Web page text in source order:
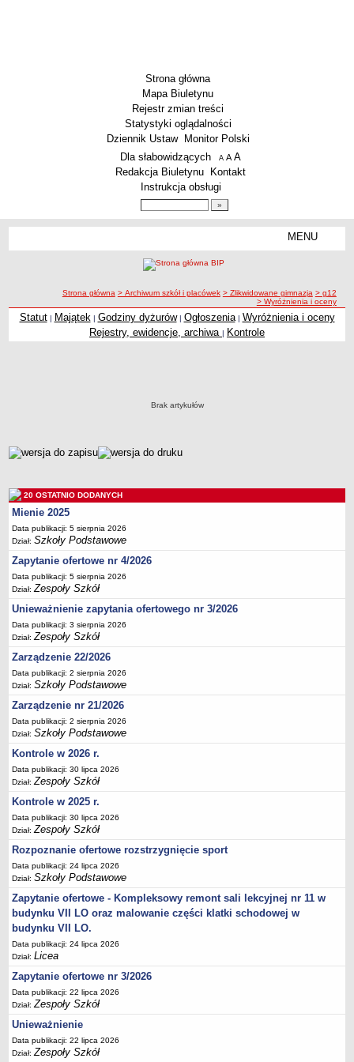
Strona główna
Mapa Biuletynu
Rejestr zmian treści
Statystyki oglądalności
Dziennik Ustaw
Monitor Polski
Menu dodatkowe
Dla słabowidzących A pomniejsz czcionkę
A standardowy rozmiar czcionki
A
Redakcja Biuletynu
Kontakt
Instrukcja obsługi
MENU
Zespoły Szkół
Techniczne Zakłady Naukowe
Wielofunkcyjna Placówka
Specjalny Ośrodek nr 5
Dane podstawowe
Statut
Majątek
Godziny dyżurów
Ogłoszenie
Zarządzenia
Kontrole
Rejestry, ewidencje, archiwa
Sprawozdania
Deklaracja dostępności
PORADNIE PSYCHOLOGICZNO-PEDAGOGICZNE
Zespół Poradni
BIURO FINANSÓW OŚWIATY
Dane podstawowe
Statut
Majątek
Godziny dyżurów
Ogłoszenia
Zarządzenia
Rejestry, ewidencje, archiwa
Kontrole
PONOWNE WYKORZYSTYWANIE
Sprawozdania
Deklaracja dostępności
DEKLARACJA DOSTĘPNOŚCI
OŚWIADCZENIA MAJĄTKOWE
PONOWNE WYKORZYSTYWANIE
ścieżka nawigacji
Strona główna > Archiwum szkół i placówek > Zlikwidowane gimnazja > g12
> Wyróżnienia i oceny
Wyróżnienia i oceny
Statut| Majątek | Godziny dyżurów| Ogłoszenia| Wyróżnienia i oceny
Rejestry, ewidencje, archiwa | Kontrole
Brak artykułów
metryczka
20 OSTATNIO DODANYCH
Mienie 2025
Data publikacji: 5 sierpnia 2026
Dział:Szkoły Podstawowe
Zapytanie ofertowe nr 4/2026
Data publikacji: 5 sierpnia 2026
Dział:Zespoły Szkół
Unieważnienie zapytania ofertowego nr 3/2026
Data publikacji: 3 sierpnia 2026
Dział:Zespoły Szkół
Zarządzenie 22/2026
Data publikacji: 2 sierpnia 2026
Dział:Szkoły Podstawowe
Zarządzenie nr 21/2026
Data publikacji: 2 sierpnia 2026
Dział:Szkoły Podstawowe
Kontrole w 2026 r.
Data publikacji: 30 lipca 2026
Dział:Zespoły Szkół
Kontrole w 2025 r.
Data publikacji: 30 lipca 2026
Dział:Zespoły Szkół
Rozpoznanie ofertowe rozstrzygnięcie sport
Data publikacji: 24 lipca 2026
Dział:Szkoły Podstawowe
Zapytanie ofertowe - Kompleksowy remont sali lekcyjnej nr 11 w
budynku VII LO oraz malowanie części klatki schodowej w
budynku VII LO.
Data publikacji: 24 lipca 2026
Dział:Licea
Zapytanie ofertowe nr 3/2026
Data publikacji: 22 lipca 2026
Dział:Zespoły Szkół
Unieważnienie
Data publikacji: 22 lipca 2026
Dział:Zespoły Szkół